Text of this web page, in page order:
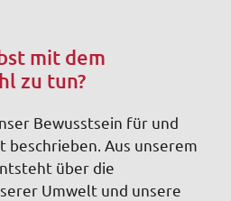
mit dem
zu tun?
Bewusstsein für und
beschrieben. Aus unserem
über die
Umwelt und unsere